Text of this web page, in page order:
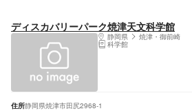
ディスカバリーパーク焼津天文科学館
静岡県 焼津・御前崎
科学館
住所静岡県焼津市田尻2968-1